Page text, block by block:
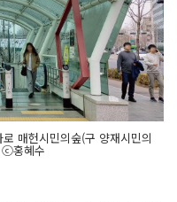
매헌시민의숲(구 양재시민의
ⓒ홍혜수